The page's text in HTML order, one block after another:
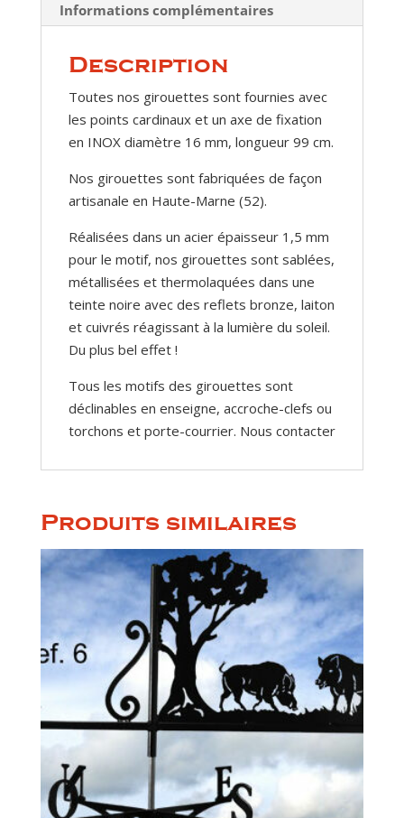
Informations complémentaires
Description
Toutes nos girouettes sont fournies avec
les points cardinaux et un axe de fixation
en INOX diamètre 16 mm, longueur 99 cm.
Nos girouettes sont fabriquées de façon
artisanale en Haute-Marne (52).
Réalisées dans un acier épaisseur 1,5 mm
pour le motif, nos girouettes sont sablées,
métallisées et thermolaquées dans une
teinte noire avec des reflets bronze, laiton
et cuivrés réagissant à la lumière du soleil.
Du plus bel effet !
Tous les motifs des girouettes sont
déclinables en enseigne, accroche-clefs ou
torchons et porte-courrier. Nous contacter
Produits similaires